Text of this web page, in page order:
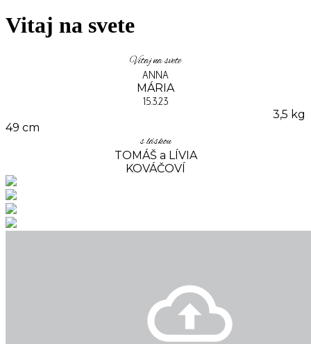
Vitaj na svete
Vitaj na svete
ANNA
MÁRIA
15.3.23
3,5 kg
49 cm
s láskou
TOMÁŠ a LÍVIA
KOVÁČOVÍ